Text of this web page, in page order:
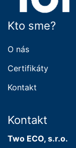
Kto sme?
O nás
Certifikáty
Kontakt
Kontakt
Two ECO, s.r.o.